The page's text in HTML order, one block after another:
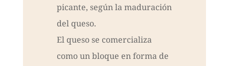
picante, según la maduración
del queso.
El queso se comercializa
como un bloque en forma de